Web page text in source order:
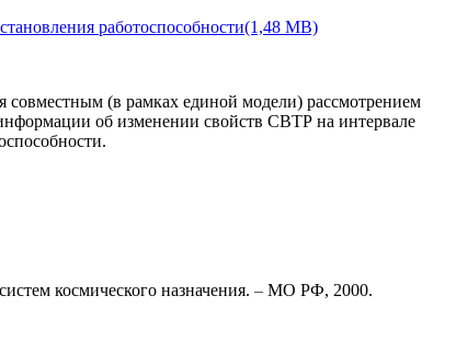
работоспособности(1,48 MB)
совместным (в рамках единой модели) рассмотрением
об изменении свойств СВТР на интервале
космического назначения. – МО РФ, 2000.